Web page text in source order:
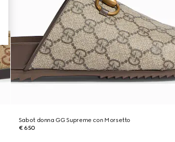
Sabot donna GG Supreme con Morsetto
€ 650